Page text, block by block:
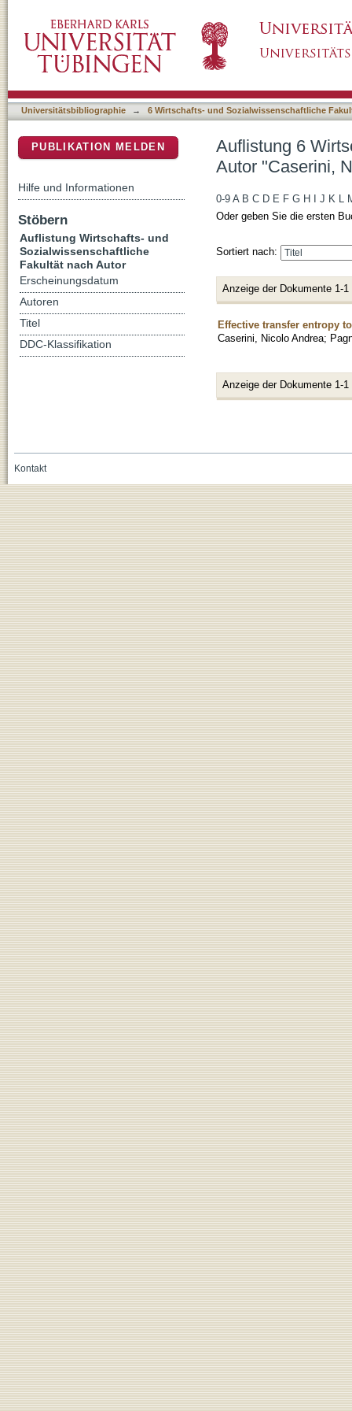
Andrea"
Universitätsbibliographie → 6 Wirtschafts- und Sozialwissenschaftliche
Auflistung 6
Autor "Caserini,
0-9 A B C D E F G H J K L
Oder geben Sie die ersten
Sortiert nach:
Anzeige der Dokumente 1-1
Effective transfer entropy
Caserini, Nicolo Andrea;
Anzeige der Dokumente 1-1
PUBLIKATION MELDEN
Hilfe und Informationen
Stöbern
Auflistung Wirtschafts- und
Sozialwissenschaftliche
Fakultät nach Autor
Erscheinungsdatum
Autoren
Titel
DDC-Klassifikation
Kontakt